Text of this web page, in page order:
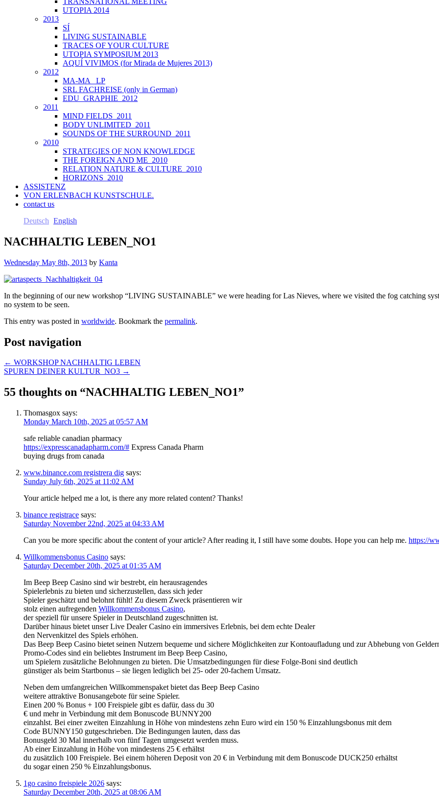
UTOPIA 2014
2013
SÍ
LIVING SUSTAINABLE
TRACES OF YOUR CULTURE
UTOPIA SYMPOSIUM 2013
AQUÍ VIVIMOS (for Mirada de Mujeres 2013)
2012
MA-MA _LP
SRL FACHREISE (only in German)
EDU_GRAPHIE_2012
2011
MIND FIELDS_2011
BODY UNLIMITED_2011
SOUNDS OF THE SURROUND_2011
2010
STRATEGIES OF NON KNOWLEDGE
THE FOREIGN AND ME_2010
RELATION NATURE & CULTURE_2010
HORIZONS_2010
ASSISTENZ
VON ERLENBACH KUNSTSCHULE.
contact us
Deutsch English
NACHHALTIG LEBEN_NO1
Wednesday May 8th, 2013 by Kanta
In the beginning of our new workshop “LIVING SUSTAINABLE” we were heading for Las Nieves, where we visited the fog catching
no system to be seen.
This entry was posted in worldwide. Bookmark the permalink.
Post navigation
← WORKSHOP NACHHALTIG LEBEN
SPUREN DEINER KULTUR_NO3 →
55 thoughts on “NACHHALTIG LEBEN_NO1”
Thomasgox says:
Monday March 10th, 2025 at 05:57 AM
safe reliable canadian pharmacy
https://expresscanadapharm.com/# Express Canada Pharm
buying drugs from canada
www.binance.com registrera dig says:
Sunday July 6th, 2025 at 11:02 AM
Your article helped me a lot, is there any more related content? Thanks!
binance registrace says:
Saturday November 22nd, 2025 at 04:33 AM
Can you be more specific about the content of your article? After reading it, I still have some doubts. Hope you can help me. https://
Willkommensbonus Casino says:
Saturday December 20th, 2025 at 01:35 AM
Im Beep Beep Casino sind wir bestrebt, ein herausragendes
Spielerlebnis zu bieten und sicherzustellen, dass sich jeder
Spieler geschätzt und belohnt fühlt! Zu diesem Zweck präsentieren wir
stolz einen aufregenden Willkommensbonus Casino,
der speziell für unsere Spieler in Deutschland zugeschnitten ist.
Darüber hinaus bietet unser Live Dealer Casino ein immersives Erlebnis, bei dem echte Dealer
den Nervenkitzel des Spiels erhöhen.
Das Beep Beep Casino bietet seinen Nutzern bequeme und sichere Möglichkeiten zur Kontoaufladung und zur Abhebung von
Promo-Codes sind ein beliebtes Instrument im Beep Beep Casino,
um Spielern zusätzliche Belohnungen zu bieten. Die Umsatzbedingungen für diese Folge-Boni sind deutlich
günstiger als beim Startbonus – sie liegen lediglich bei 25- oder 20-fachem Umsatz.
Neben dem umfangreichen Willkommenspaket bietet das Beep Beep Casino
weitere attraktive Bonusangebote für seine Spieler.
Einen 200 % Bonus + 100 Freispiele gibt es dafür, dass du 30
€ und mehr in Verbindung mit dem Bonuscode BUNNY200
einzahlst. Bei einer zweiten Einzahlung in Höhe von mindestens zehn Euro wird ein 150 % Einzahlungsbonus mit dem
Code BUNNY150 gutgeschrieben. Die Bedingungen lauten, dass das
Bonusgeld 30 Mal innerhalb von fünf Tagen umgesetzt werden muss.
Ab einer Einzahlung in Höhe von mindestens 25 € erhältst
du zusätzlich 100 Freispiele. Bei einem höheren Deposit von 20 € in Verbindung mit dem Bonuscode DUCK250 erhältst
du sogar einen 250 % Einzahlungsbonus.
1go casino freispiele 2026 says:
Saturday December 20th, 2025 at 08:06 AM